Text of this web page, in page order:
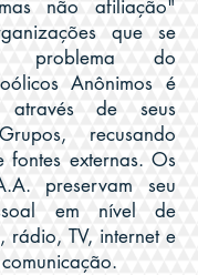
não afiliação"
que se
problema do
Anônimos é
através de seus
recusando
fontes externas. Os
preservam seu
em nível de
rádio, TV, internet e